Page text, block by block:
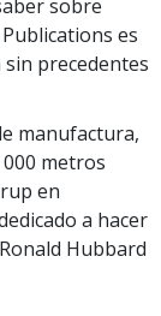
sobre
es
precedentes
manufactura,
metros
en
a hacer
Hubbard